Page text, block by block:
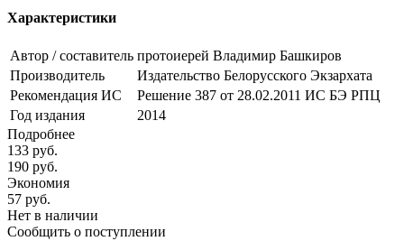
Характеристики
Автор / составитель протоиерей Владимир Башкиров
Производитель
Издательство Белорусского Экзархата
Рекомендация ИС
Решение 387 от 28.02.2011 ИС БЭ РПЦ
Год издания
2014
Подробнее
133 руб.
190 руб.
Экономия
57 руб.
Нет в наличии
Сообщить о поступлении